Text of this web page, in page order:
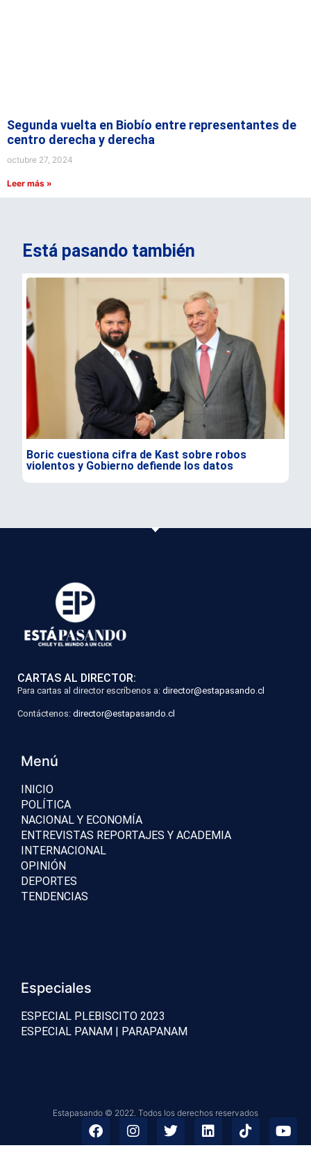
Segunda vuelta en Biobío entre representantes de
centro derecha y derecha
octubre 27, 2024
Leer más »
Está pasando también
Boric cuestiona cifra de Kast sobre robos
violentos y Gobierno defiende los datos
CARTAS AL DIRECTOR:
Para cartas al director escríbenos a: director@estapasando.cl
Contáctenos: director@estapasando.cl
Menú
INICIO
POLÍTICA
NACIONAL Y ECONOMÍA
ENTREVISTAS REPORTAJES Y ACADEMIA
INTERNACIONAL
OPINIÓN
DEPORTES
TENDENCIAS
Especiales
ESPECIAL PLEBISCITO 2023
ESPECIAL PANAM | PARAPANAM
Estapasando © 2022. Todos los derechos reservados